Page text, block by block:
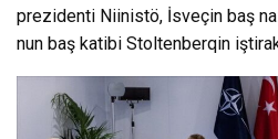
prezidenti Niinistö, İsveçin baş
nun baş katibi Stoltenberqin